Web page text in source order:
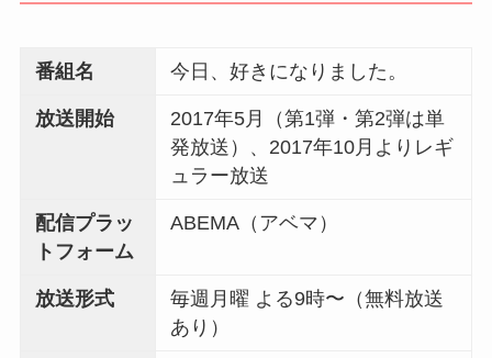
番組名 今日、好きになりました。
放送開始
2017年5月（第1弾・第2弾は単
発放送）、2017年10月よりレギ
ュラー放送
配信プラッ
トフォーム
ABEMA（アベマ）
放送形式
毎週月曜 よる9時〜（無料放送
あり）